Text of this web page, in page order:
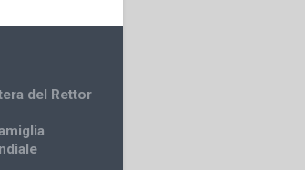
del Rettor